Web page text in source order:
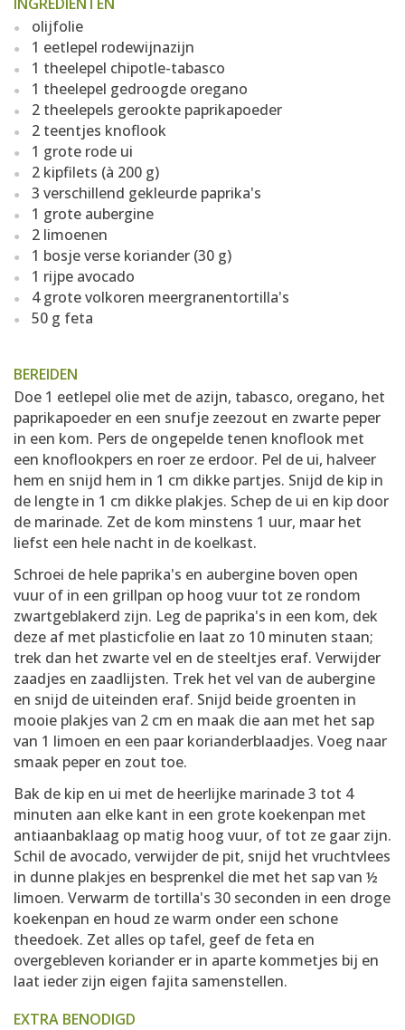
olijfolie
1 eetlepel rodewijnazijn
1 theelepel chipotle-tabasco
1 theelepel gedroogde oregano
2 theelepels gerookte paprikapoeder
2 teentjes knoflook
1 grote rode ui
2 kipfilets (à 200 g)
3 verschillend gekleurde paprika's
1 grote aubergine
2 limoenen
1 bosje verse koriander (30 g)
1 rijpe avocado
4 grote volkoren meergranentortilla's
50 g feta
BEREIDEN
Doe 1 eetlepel olie met de azijn, tabasco, oregano, het
paprikapoeder en een snufje zeezout en zwarte peper
in een kom. Pers de ongepelde tenen knoflook met
een knoflookpers en roer ze erdoor. Pel de ui, halveer
hem en snijd hem in 1 cm dikke partjes. Snijd de kip in
de lengte in 1 cm dikke plakjes. Schep de ui en kip door
de marinade. Zet de kom minstens 1 uur, maar het
liefst een hele nacht in de koelkast.
Schroei de hele paprika's en aubergine boven open
vuur of in een grillpan op hoog vuur tot ze rondom
zwartgeblakerd zijn. Leg de paprika's in een kom, dek
deze af met plasticfolie en laat zo 10 minuten staan;
trek dan het zwarte vel en de steeltjes eraf. Verwijder
zaadjes en zaadlijsten. Trek het vel van de aubergine
en snijd de uiteinden eraf. Snijd beide groenten in
mooie plakjes van 2 cm en maak die aan met het sap
van 1 limoen en een paar korianderblaadjes. Voeg naar
smaak peper en zout toe.
Bak de kip en ui met de heerlijke marinade 3 tot 4
minuten aan elke kant in een grote koekenpan met
antiaanbaklaag op matig hoog vuur, of tot ze gaar zijn.
Schil de avocado, verwijder de pit, snijd het vruchtvlees
in dunne plakjes en besprenkel die met het sap van ½
limoen. Verwarm de tortilla's 30 seconden in een droge
koekenpan en houd ze warm onder een schone
theedoek. Zet alles op tafel, geef de feta en
overgebleven koriander er in aparte kommetjes bij en
laat ieder zijn eigen fajita samenstellen.
EXTRA BENODIGD